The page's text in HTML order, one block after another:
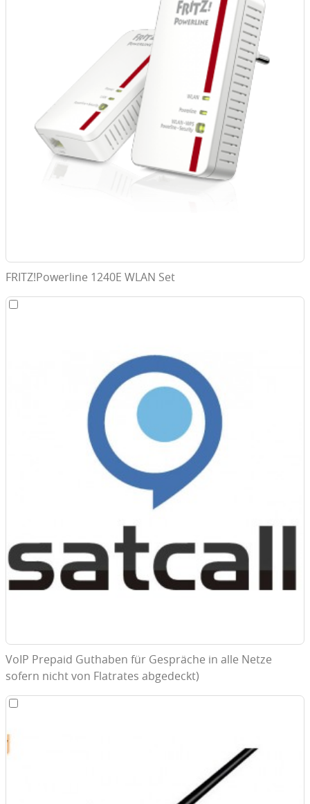
FRITZ!Powerline 1240E WLAN Set
VoIP Prepaid Guthaben für Gespräche in alle Netze
sofern nicht von Flatrates abgedeckt)